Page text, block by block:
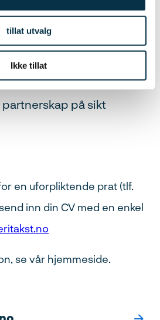
tillat utvalg
Ikke tillat
for å jobbe som
med gode muligheter
kandidat
på sikt
en uforpliktende prat (tlf.
inn din CV med en enkel
se vår hjemmeside.